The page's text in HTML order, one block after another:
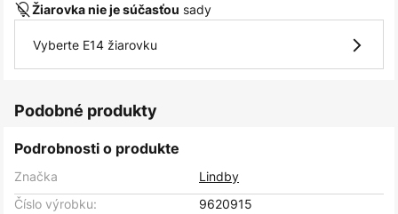
Žiarovka nie je súčasťou sady
Vyberte E14 žiarovku
Podobné produkty
Podrobnosti o produkte
Značka
Lindby
Číslo výrobku:
9620915